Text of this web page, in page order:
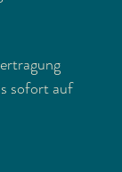
sofort auf